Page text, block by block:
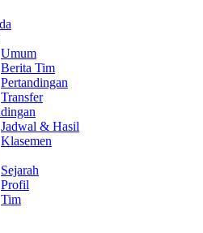
Umum
Berita Tim
Pertandingan
Transfer
Jadwal & Hasil
Klasemen
Sejarah
Profil
Tim